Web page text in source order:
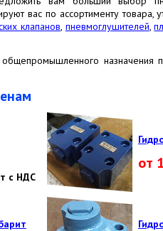
вас по ассортименту товара,
клапанов, пневмоглушителей,
с НДС
от